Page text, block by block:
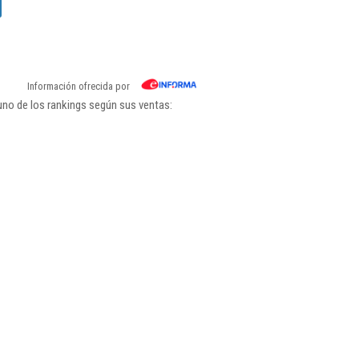
Información ofrecida por
de los rankings según sus ventas: